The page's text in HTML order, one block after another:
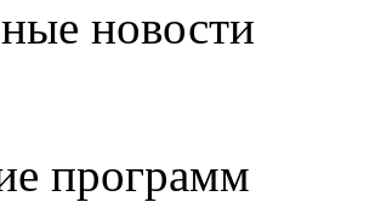
новости
программ